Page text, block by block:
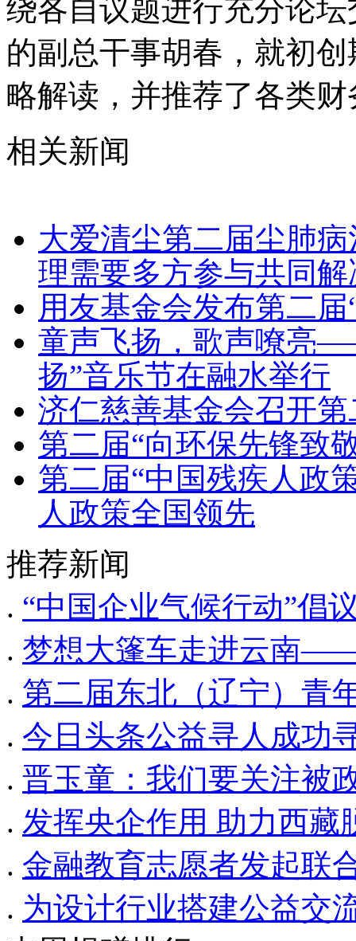
绕各自议题进行充分论
的副总干事胡春，就初
略解读，并推荐了各类
相关新闻
大爱清尘第二届尘肺
理需要多方参与共同解
用友基金会发布第二
童声飞扬，歌声嘹亮
扬”音乐节在融水举行
济仁慈善基金会召开
第二届“向环保先锋致
第二届“中国残疾人政
人政策全国领先
推荐新闻
. “中国企业气候行动”倡
. 梦想大篷车走进云南
. 第二届东北（辽宁）青
. 今日头条公益寻人成功
. 晋玉童：我们要关注被
. 发挥央企作用 助力西藏
. 金融教育志愿者发起联
. 为设计行业搭建公益交